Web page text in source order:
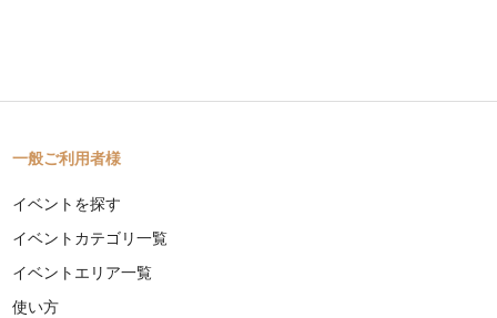
一般ご利用者様
イベントを探す
イベントカテゴリ一覧
イベントエリア一覧
使い方